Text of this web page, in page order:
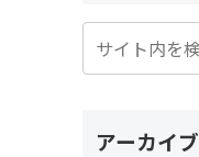
アーカイブ